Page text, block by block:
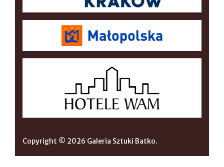
Copyright © 2026 Galeria Sztuki Batko.